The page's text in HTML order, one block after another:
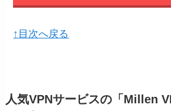
↑目次へ戻る
人気VPNサービスの「Millen